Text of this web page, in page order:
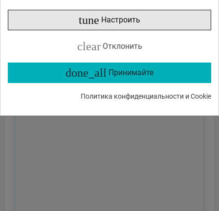
tune Настроить
clear Отклонить
done_all Принимайте
Политика конфиденциальности и Cookie